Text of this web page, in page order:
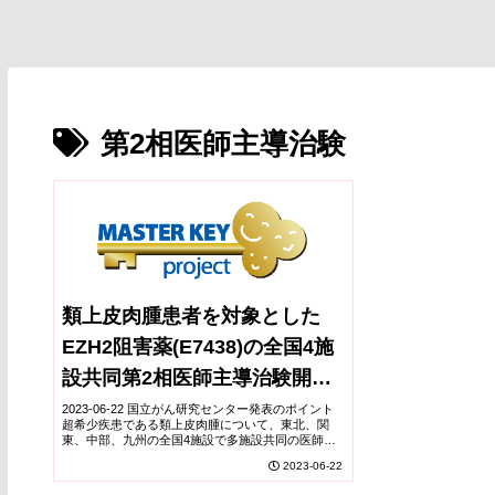
第2相医師主導治験
類上皮肉腫患者を対象とした
EZH2阻害薬(E7438)の全国4施
設共同第2相医師主導治験開始
～「MASTER KEYプロジェク
ト」で超希少がんの治療開発に
2023-06-22 国立がん研究センター発表のポイント
超希少疾患である類上皮肉腫について、東北、関
東、中部、九州の全国4施設で多施設共同の医師主
EZH2阻害薬の国内での薬事承認を目指します。 ...
2023-06-22